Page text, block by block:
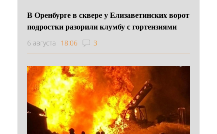
В Оренбурге в сквере у Елизаветинских ворот
подростки разорили клумбу с гортензиями
6 августа 18:06 3